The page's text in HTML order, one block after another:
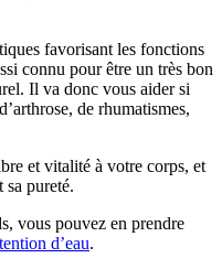
favorisant les fonctions
connu pour être un très bon
Il va donc vous aider si
de rhumatismes,
et vitalité à votre corps, et
sa pureté.
vous pouvez en prendre
d’eau.